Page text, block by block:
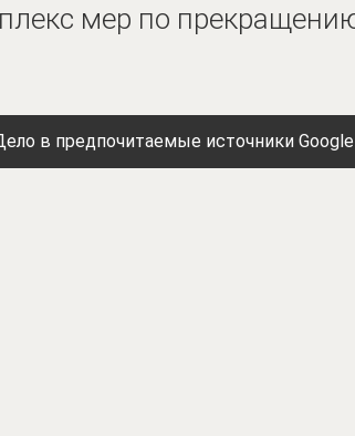
мер по
в предпочитаемые источники Google